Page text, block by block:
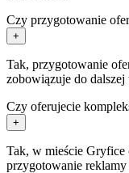
Czy przygotowanie
+
Tak, przygotowanie
zobowiązuje do dalszej
Czy oferujecie
+
Tak, w mieście Gryfice
przygotowanie